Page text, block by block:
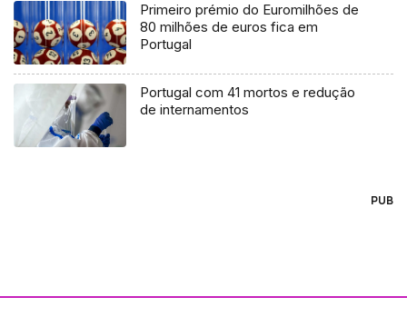
Primeiro prémio do Euromilhões de
80 milhões de euros fica em
Portugal
Portugal com 41 mortos e redução
de internamentos
PUB